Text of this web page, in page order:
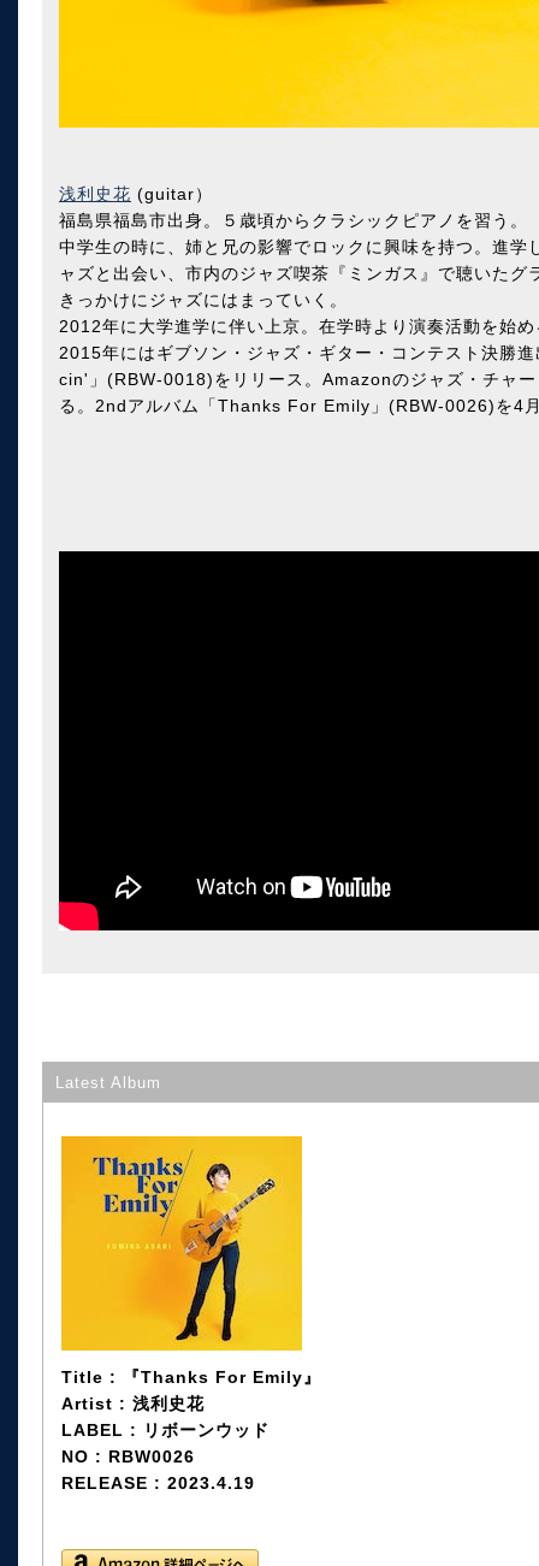
浅利史花 (guitar）
福島県福島市出身。５歳頃からクラシックピアノを習う。
中学生の時に、姉と兄の影響でロックに興味を持つ。進
ャズと出会い、市内のジャズ喫茶『ミンガス』で聴いた
きっかけにジャズにはまっていく。
2012年に大学進学に伴い上京。在学時より演奏活動を始め
2015年にはギブソン・ジャズ・ギター・コンテスト決勝
cin'」(RBW-0018)をリリース。Amazonのジャズ・チャ
る。2ndアルバム「Thanks For Emily」(RBW-0026)を4
Latest Album
Title : 『Thanks For Emily』
Artist : 浅利史花
LABEL : リボーンウッド
NO : RBW0026
RELEASE : 2023.4.19